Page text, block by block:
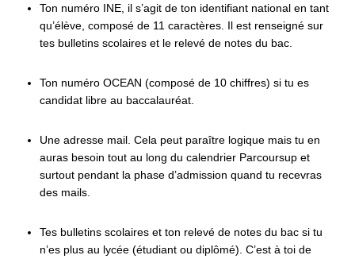
Ton numéro INE, il s’agit de ton identifiant national en tant
qu’élève, composé de 11 caractères. Il est renseigné sur
tes bulletins scolaires et le relevé de notes du bac.
Ton numéro OCEAN (composé de 10 chiffres) si tu es
candidat libre au baccalauréat.
Une adresse mail. Cela peut paraître logique mais tu en
auras besoin tout au long du calendrier Parcoursup et
surtout pendant la phase d’admission quand tu recevras
des mails.
Tes bulletins scolaires et ton relevé de notes du bac si tu
n’es plus au lycée (étudiant ou diplômé). C’est à toi de